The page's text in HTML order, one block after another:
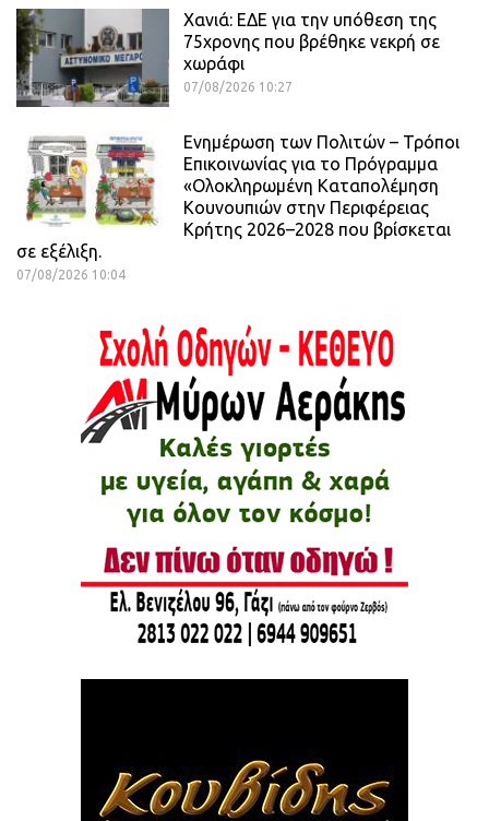
Χανιά: ΕΔΕ για την υπόθεση της
75χρονης που βρέθηκε νεκρή σε
χωράφι
07/08/2026 10:27
Ενημέρωση των Πολιτών – Τρόποι
Επικοινωνίας για το Πρόγραμμα
«Ολοκληρωμένη Καταπολέμηση
Κουνουπιών στην Περιφέρειας
Κρήτης 2026–2028 που βρίσκεται
σε εξέλιξη.
07/08/2026 10:04